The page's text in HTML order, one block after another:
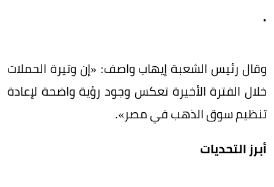
.
وقال رئيس الشعبة إيهاب واصف: «إن وتيرة الحملات
خلال الفترة الأخيرة تعكس وجود رؤية واضحة لإعادة
تنظيم سوق الذهب في مصر».
أبرز التحديات